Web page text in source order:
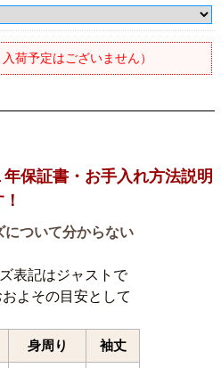
荷予定はございません）
保証書・お手入れ方法説明
について分からない
表記はジャストで
よその目安として
身周り 袖丈